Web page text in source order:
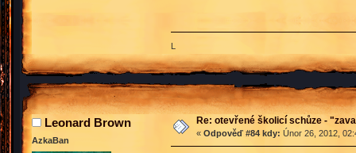
L
Leonard Brown
AzkaBan
Re: otevřené školicí schůze -
« Odpověď #84 kdy: Únor 26, 2012,